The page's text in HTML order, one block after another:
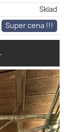
Sklad
Super cena !!!